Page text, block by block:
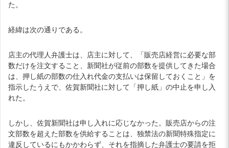
た。
経緯は次の通りである。
店主の代理人弁護士は、店主に対して、「販売店経営に必要な部
数だけを注文すること、新聞社が従前の部数を提供してきた場合
は、押し紙の部数の仕入れ代金の支払いは保留しておくこと」を
指示したうえで、佐賀新聞社に対して「押し紙」の中止を申し入
れた。
しかし、佐賀新聞社は申し入れに応じなかった。販売店からの注
文部数を超えた部数を供給することは、独禁法の新聞特殊指定に
違反しているにもかかわらず、それを指摘した弁護士の要請を拒